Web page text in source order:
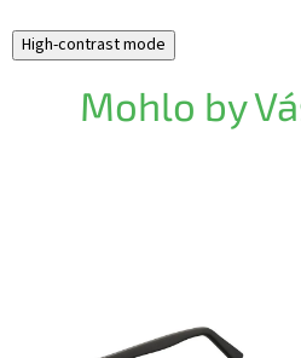
High-contrast mode
Mohlo by